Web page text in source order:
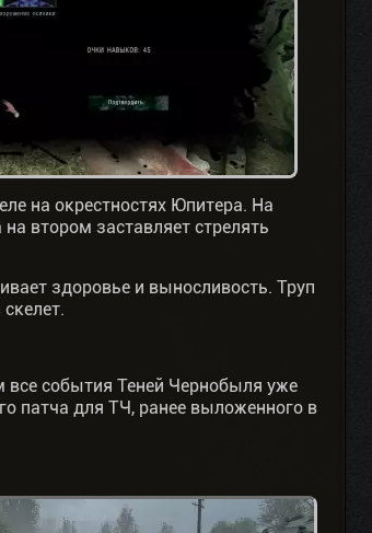
на окрестностях Юпитера. На
втором заставляет стрелять
здоровье и выносливость. Труп
события Теней Чернобыля уже
патча для ТЧ, ранее выложенного в